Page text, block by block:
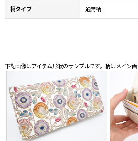
柄タイプ 通常柄
下記画像はアイテム形状のサンプルです。柄はメイン画